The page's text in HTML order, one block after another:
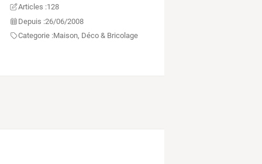
Articles :128
Depuis :26/06/2008
Categorie :Maison, Déco & Bricolage